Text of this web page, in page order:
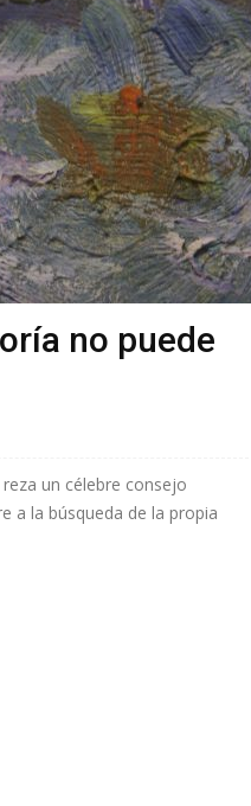
no puede
un célebre consejo
a la búsqueda de la propia